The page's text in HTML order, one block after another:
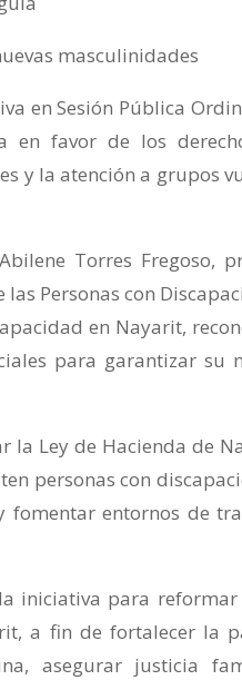
masculinidades
en Sesión Pública
en favor de los
y la atención a grupos
Torres Fregoso,
Personas con
en Nayarit,
para garantizar su
Ley de Hacienda de
personas con
entornos de
iniciativa para
a fin de fortalecer la
asegurar justicia